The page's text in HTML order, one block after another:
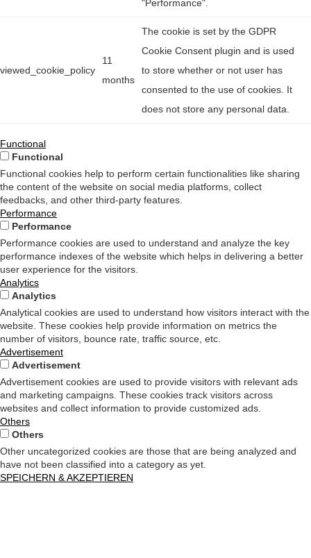
"Performance".
viewed_cookie_policy
11
months
The cookie is set by the GDPR
Cookie Consent plugin and is used
to store whether or not user has
consented to the use of cookies. It
does not store any personal data.
Functional
Functional
Functional cookies help to perform certain functionalities like sharing
the content of the website on social media platforms, collect
feedbacks, and other third-party features.
Performance
Performance
Performance cookies are used to understand and analyze the key
performance indexes of the website which helps in delivering a better
user experience for the visitors.
Analytics
Analytics
Analytical cookies are used to understand how visitors interact with the
website. These cookies help provide information on metrics the
number of visitors, bounce rate, traffic source, etc.
Advertisement
Advertisement
Advertisement cookies are used to provide visitors with relevant ads
and marketing campaigns. These cookies track visitors across
websites and collect information to provide customized ads.
Others
Others
Other uncategorized cookies are those that are being analyzed and
have not been classified into a category as yet.
SPEICHERN & AKZEPTIEREN